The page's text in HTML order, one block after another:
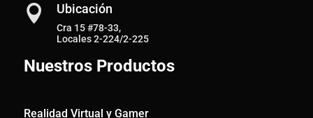
 Ubicación
Cra 15 #78-33,
Locales 2-224/2-225
Nuestros Productos
Realidad Virtual y Gamer